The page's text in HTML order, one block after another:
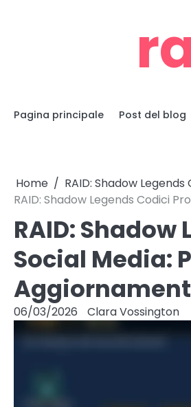
Pagina principale Post del blog
Home
RAID: Shadow
RAID: Shadow Legends Codici
RAID:
Social Media:
06/03/2026 Clara Vossington